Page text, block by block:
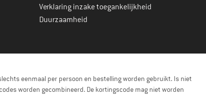
Verklaring inzake toegankelijkheid
Duurzaamheid
eenmaal per persoon en bestelling worden gebruikt. Is niet
worden gecombineerd. De kortingscode mag niet worden